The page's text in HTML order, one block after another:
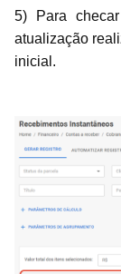
5) Para
atualização
inicial.